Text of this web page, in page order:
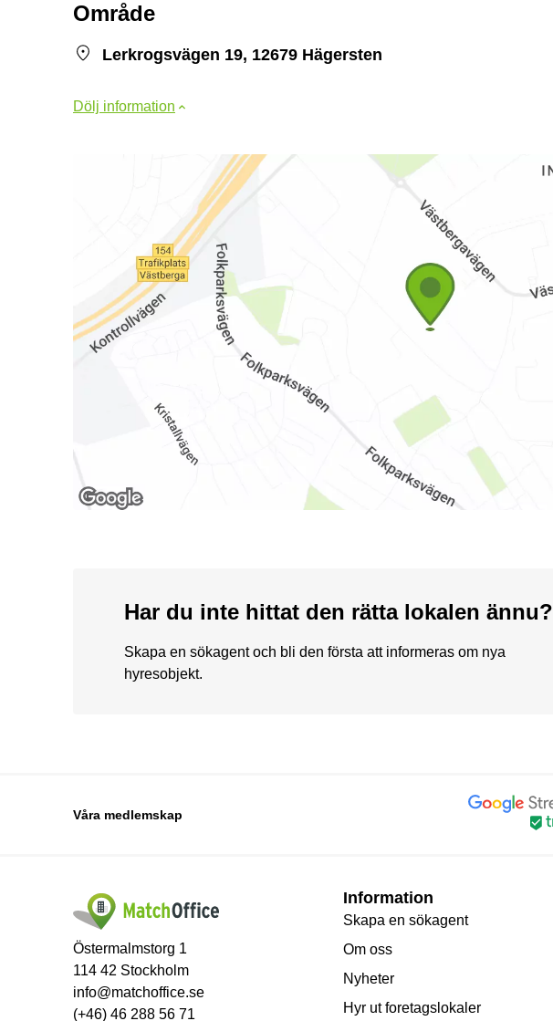
Område
Lerkrogsvägen 19, 12679 Hägersten
Dölj information
Har du inte hittat den rätta lokalen ännu?
Skapa en sökagent och bli den första att informeras om nya
hyresobjekt.
Våra medlemskap
Östermalmstorg 1
114 42 Stockholm
info@matchoffice.se
(+46) 46 288 56 71
Information
Skapa en sökagent
Om oss
Nyheter
Hyr ut foretagslokaler